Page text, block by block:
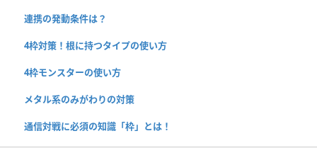
連携の発動条件は？
4枠対策！根に持つタイプの使い方
4枠モンスターの使い方
メタル系のみがわりの対策
通信対戦に必須の知識「枠」とは！